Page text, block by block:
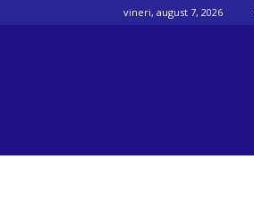
vineri, august 7, 2026